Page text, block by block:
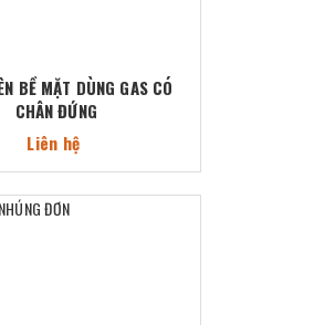
BỀ MẶT DÙNG GAS CÓ
CHÂN ĐỨNG
Liên hệ